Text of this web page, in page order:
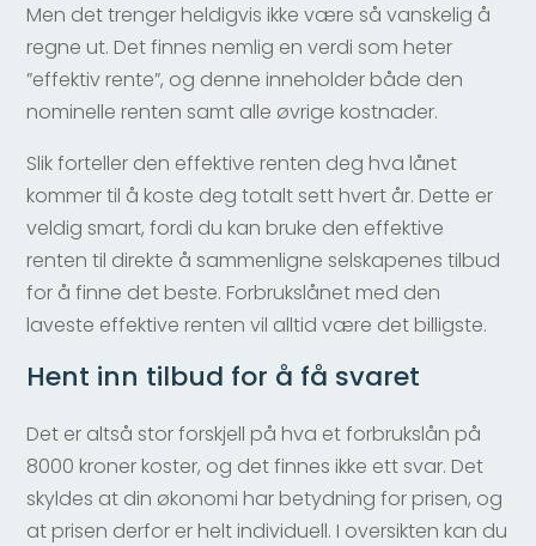
Men det trenger heldigvis ikke være så vanskelig å
regne ut. Det finnes nemlig en verdi som heter
”effektiv rente”, og denne inneholder både den
nominelle renten samt alle øvrige kostnader.
Slik forteller den effektive renten deg hva lånet
kommer til å koste deg totalt sett hvert år. Dette er
veldig smart, fordi du kan bruke den effektive
renten til direkte å sammenligne selskapenes tilbud
for å finne det beste. Forbrukslånet med den
laveste effektive renten vil alltid være det billigste.
Hent inn tilbud for å få svaret
Det er altså stor forskjell på hva et forbrukslån på
8000 kroner koster, og det finnes ikke ett svar. Det
skyldes at din økonomi har betydning for prisen, og
at prisen derfor er helt individuell. I oversikten kan du